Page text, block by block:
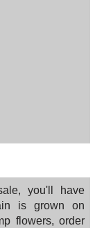
you'll have
is grown on
flowers, order